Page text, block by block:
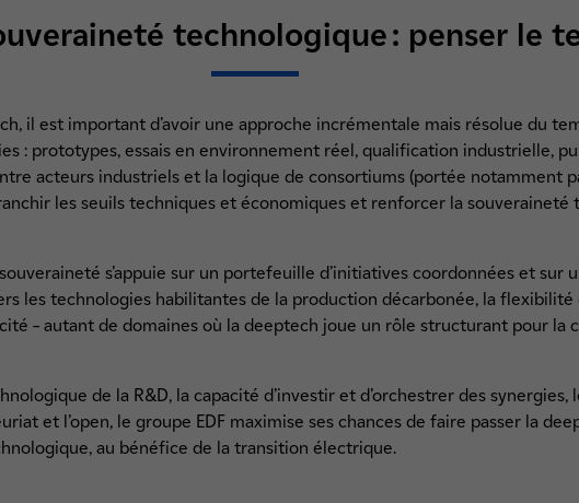
technologique : penser le
il est important d’avoir une approche incrémentale mais résolue du
: prototypes, essais en environnement réel, qualification industrielle,
acteurs industriels et la logique de consortiums (portée notamment
les seuils techniques et économiques et renforcer la souveraineté
s’appuie sur un portefeuille d’initiatives coordonnées et sur
les technologies habilitantes de la production décarbonée, la flexibilité
– autant de domaines où la deeptech joue un rôle structurant pour la
de la R&D, la capacité d’investir et d’orchestrer des
et l’open, le groupe EDF maximise ses chances de faire passer la
au bénéfice de la transition électrique.